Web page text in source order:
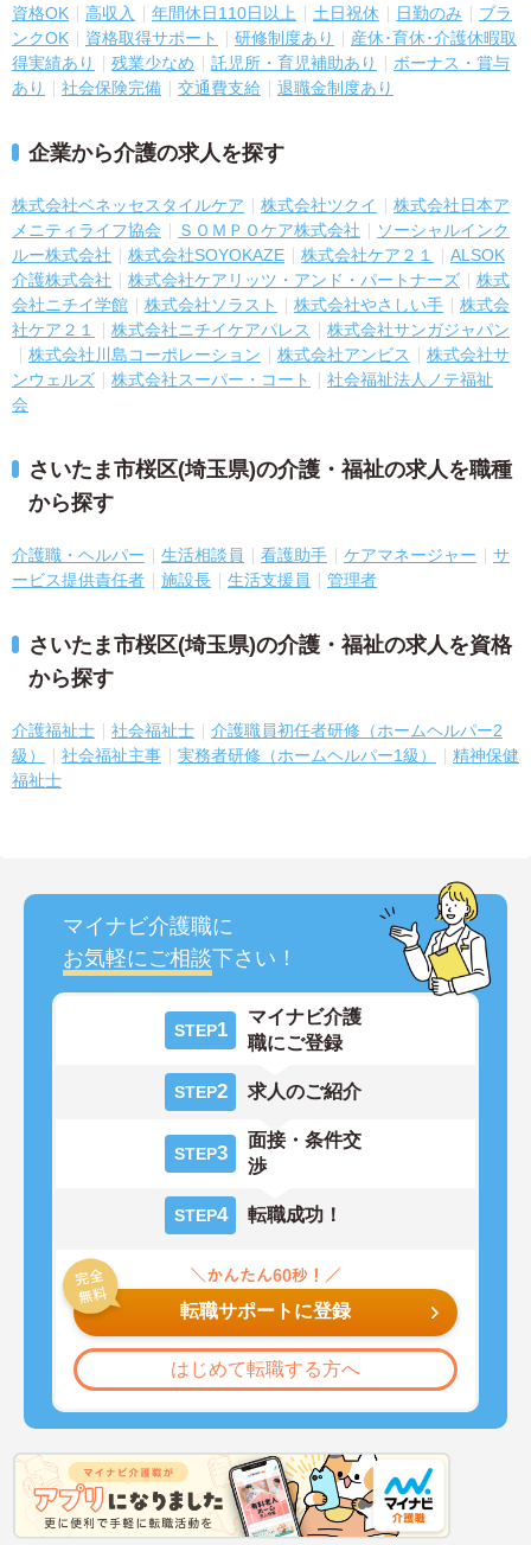
資格OK
高収入 年間休日110日以上 土日祝休 日勤のみ
ブラ
ンクOK
資格取得サポート 研修制度あり
産休･育休･介護休暇取
得実績あり
残業少なめ 託児所・育児補助あり
ボーナス・賞与
あり
社会保険完備 交通費支給 退職金制度あり
企業から介護の求人を探す
株式会社ベネッセスタイルケア 株式会社ツクイ
株式会社日本ア
メニティライフ協会
ＳＯＭＰＯケア株式会社
ソーシャルインク
ルー株式会社
株式会社SOYOKAZE 株式会社ケア２１
ALSOK
介護株式会社
株式会社ケアリッツ・アンド・パートナーズ
株式
会社ニチイ学館
株式会社ソラスト 株式会社やさしい手
株式会
社ケア２１
株式会社ニチイケアパレス
株式会社サンガジャパン
株式会社川島コーポレーション
株式会社アンビス
株式会社サ
ンウェルズ
株式会社スーパー・コート
社会福祉法人ノテ福祉
会
さいたま市桜区(埼玉県)の介護・福祉の求人を職種
から探す
介護職・ヘルパー 生活相談員 看護助手 ケアマネージャー
サ
ービス提供責任者
施設長 生活支援員 管理者
さいたま市桜区(埼玉県)の介護・福祉の求人を資格
から探す
介護福祉士 社会福祉士
介護職員初任者研修（ホームヘルパー2
級）
社会福祉主事 実務者研修（ホームヘルパー1級）
精神保健
福祉士
マイナビ介護職に
お気軽にご相談下さい！
STEP1
マイナビ介護
職にご登録
STEP2 求人のご紹介
STEP3
面接・条件交
渉
STEP4 転職成功！
転職サポートに登録
はじめて転職する方へ